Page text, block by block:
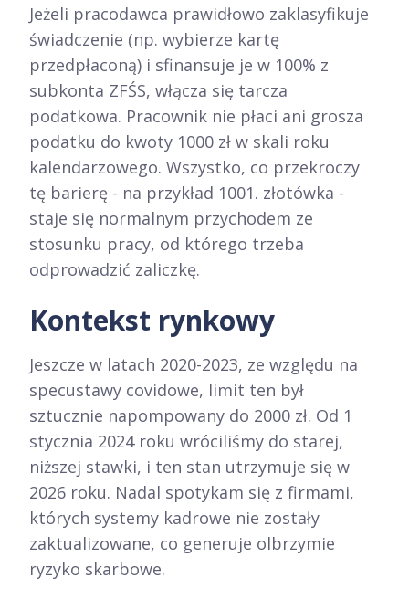
Jeżeli pracodawca prawidłowo zaklasyfikuje
świadczenie (np. wybierze kartę
przedpłaconą) i sfinansuje je w 100% z
subkonta ZFŚS, włącza się tarcza
podatkowa. Pracownik nie płaci ani grosza
podatku do kwoty 1000 zł w skali roku
kalendarzowego. Wszystko, co przekroczy
tę barierę - na przykład 1001. złotówka -
staje się normalnym przychodem ze
stosunku pracy, od którego trzeba
odprowadzić zaliczkę.
Kontekst rynkowy
Jeszcze w latach 2020-2023, ze względu na
specustawy covidowe, limit ten był
sztucznie napompowany do 2000 zł. Od 1
stycznia 2024 roku wróciliśmy do starej,
niższej stawki, i ten stan utrzymuje się w
2026 roku. Nadal spotykam się z firmami,
których systemy kadrowe nie zostały
zaktualizowane, co generuje olbrzymie
ryzyko skarbowe.